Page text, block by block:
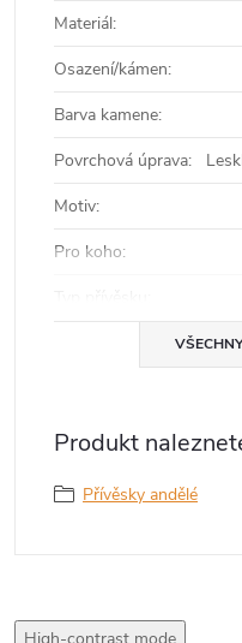
Materiál:
Osazení/kámen:
Barva kamene:
Povrchová úprava:
Motiv:
Pro koho:
Produkt
Přívěsky andělé